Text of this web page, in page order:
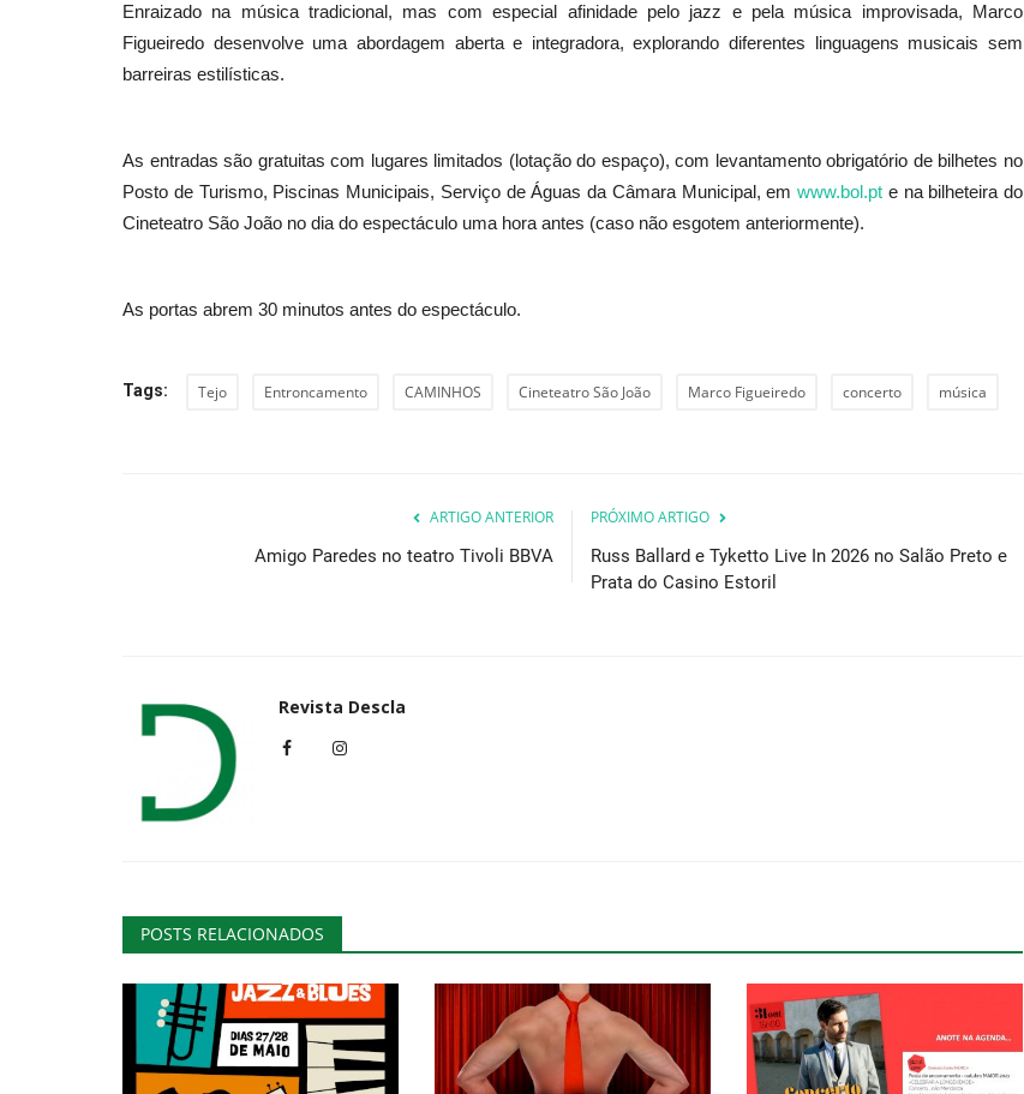
Enraizado na música tradicional, mas com especial afinidade pelo jazz e pela música improvisada, Marco
Figueiredo desenvolve uma abordagem aberta e integradora, explorando diferentes linguagens musicais sem
barreiras estilísticas.
As entradas são gratuitas com lugares limitados (lotação do espaço), com levantamento obrigatório de bilhetes no
Posto de Turismo, Piscinas Municipais, Serviço de Águas da Câmara Municipal, em www.bol.pt e na bilheteira do
Cineteatro São João no dia do espectáculo uma hora antes (caso não esgotem anteriormente).
As portas abrem 30 minutos antes do espectáculo.
Tags: Tejo Entroncamento CAMINHOS Cineteatro São João Marco Figueiredo concerto música
ARTIGO ANTERIOR
Amigo Paredes no teatro Tivoli BBVA
PRÓXIMO ARTIGO
Russ Ballard e Tyketto Live In 2026 no Salão Preto e
Prata do Casino Estoril
Revista Descla
POSTS RELACIONADOS
Na senda da via Láctea - Trekking com
Revista Descla Out 23, 2021 3186 Revista Descla Mai 9, 2020 4584